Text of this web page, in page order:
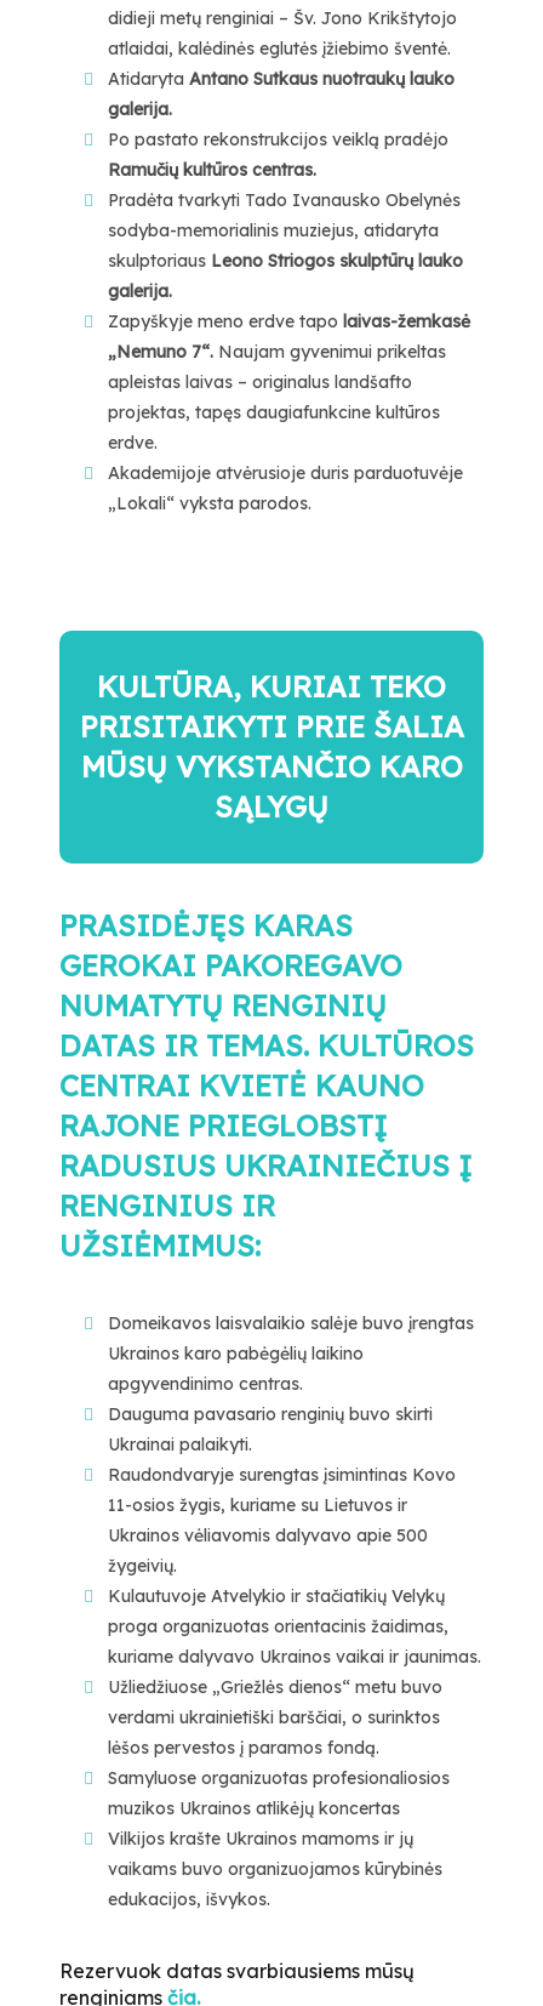
didieji metų renginiai – Šv. Jono Krikštytojo
atlaidai, kalėdinės eglutės įžiebimo šventė.
AtidarytaAntano Sutkaus nuotraukų lauko
galerija.
Po pastato rekonstrukcijos veiklą pradėjo
Ramučių kultūros centras.
Pradėta tvarkyti Tado Ivanausko Obelynės
sodyba-memorialinis muziejus, atidaryta
skulptoriaus Leono Striogos skulptūrų lauko
galerija.
Zapyškyje meno erdve tapo laivas-žemkasė
„Nemuno 7“. Naujam gyvenimui prikeltas
apleistas laivas – originalus landšafto
projektas, tapęs daugiafunkcine kultūros
erdve.
Akademijoje atvėrusioje duris parduotuvėje
„Lokali“ vyksta parodos.
KULTŪRA, KURIAI TEKO
PRISITAIKYTI PRIE ŠALIA
MŪSŲ VYKSTANČIO KARO
SĄLYGŲ
PRASIDĖJĘS KARAS
GEROKAI PAKOREGAVO
NUMATYTŲ RENGINIŲ
DATAS IR TEMAS. KULTŪROS
CENTRAI KVIETĖ KAUNO
RAJONE PRIEGLOBSTĮ
RADUSIUS UKRAINIEČIUS Į
RENGINIUS IR
UŽSIĖMIMUS:
Domeikavos laisvalaikio salėje buvo įrengtas
Ukrainos karo pabėgėlių laikino
apgyvendinimo centras.
Dauguma pavasario renginių buvo skirti
Ukrainai palaikyti.
Raudondvaryje surengtas įsimintinas Kovo
11-osios žygis, kuriame su Lietuvos ir
Ukrainos vėliavomis dalyvavo apie 500
žygeivių.
Kulautuvoje Atvelykio ir stačiatikių Velykų
proga organizuotas orientacinis žaidimas,
kuriame dalyvavo Ukrainos vaikai ir jaunimas.
Užliedžiuose „Griežlės dienos“ metu buvo
verdami ukrainietiški barščiai, o surinktos
lėšos pervestos į paramos fondą.
Samyluose organizuotas profesionaliosios
muzikos Ukrainos atlikėjų koncertas
Vilkijos krašte Ukrainos mamoms ir jų
vaikams buvo organizuojamos kūrybinės
edukacijos, išvykos.
Rezervuok datas svarbiausiems mūsų
renginiamsčia.